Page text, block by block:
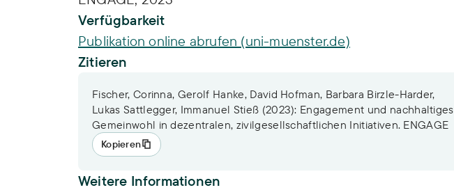
Verfügbarkeit
Publikation online abrufen (uni-muenster.de)
Zitieren
Fischer, Corinna, Gerolf Hanke, David Hofman, Barbara Birzle-Harder,
Lukas Sattlegger, Immanuel Stieß (2023): Engagement und nachhaltiges
Gemeinwohl in dezentralen, zivilgesellschaftlichen Initiativen. ENGAGE
Kopieren
Weitere Informationen